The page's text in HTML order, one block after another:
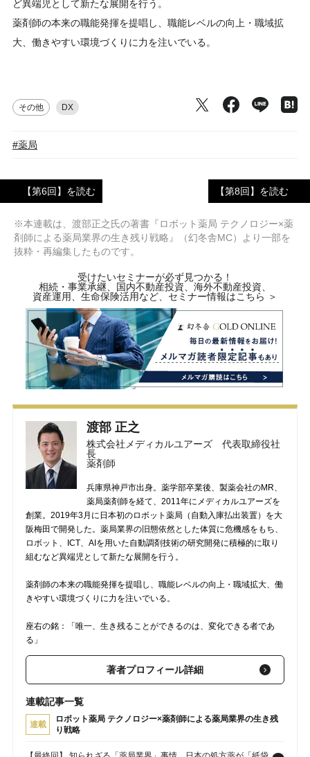
ど異端児として新たな展開を行う。
薬剤師の本来の職能発揮を提唱し、職能レベルの向上・職域拡
大、働きやすい環境づくりに力を注いでいる。
その他 DX
#薬局
【第6回】を読む 【第8回】を読む
※本連載は、渡部正之氏の著書『ロボット薬局 テクノロジー×薬
剤師による薬局業界の生き残り戦略』（幻冬舎MC）より一部を
抜粋・再編集したものです。
受けたいセミナーが必ず見つかる！
相続・事業承継、国内不動産投資、海外不動産投資、
資産運用、生命保険活用など、セミナー情報はこちら ＞
渡部 正之
株式会社メディカルユアーズ 代表取締役社
長
薬剤師
兵庫県神戸市出身。薬学部卒業後、製薬会社のMR、
薬局薬剤師を経て、2011年にメディカルユアーズを
創業。2019年3月に日本初のロボット薬局（自動入庫払出装置）を大
阪梅田で開発した。薬局業界の旧態依然とした体質に危機感をもち、
ロボット、ICT、AIを用いた自動調剤技術の研究開発に積極的に取り
組むなど異端児として新たな展開を行う。
薬剤師の本来の職能発揮を提唱し、職能レベルの向上・職域拡大、働
きやすい環境づくりに力を注いでいる。
座右の銘：「唯一、生き残ることができるのは、変化できる者であ
る」
著者プロフィール詳細
連載記事一覧
連載
ロボット薬局 テクノロジー×薬剤師による薬局業界の生き残
り戦略